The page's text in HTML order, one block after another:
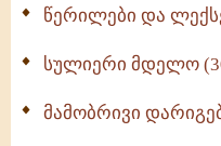
წერილები და
სულიერი მდელო
მამობრივი